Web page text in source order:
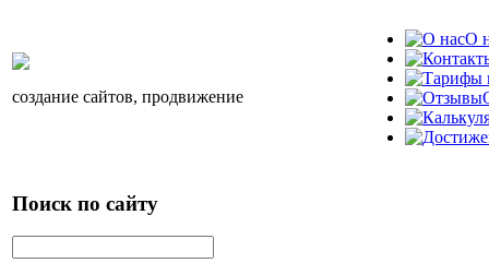
создание сайтов, продвижение
О
Поиск по сайту